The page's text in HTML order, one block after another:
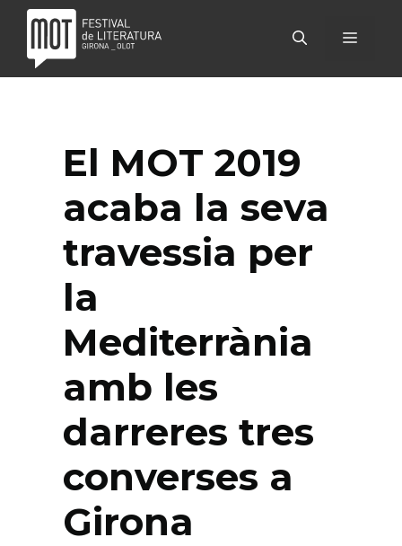
contingut
MENÚ
El MOT 2019
acaba la seva
travessia per
la
Mediterrània
amb les
darreres tres
converses a
Girona